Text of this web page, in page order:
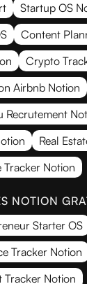
Startup OS
Content
Crypto
Airbnb Notion
Recrutement
Real
Tracker Notion
NOTION
Starter OS
Tracker Notion
Tracker Notion